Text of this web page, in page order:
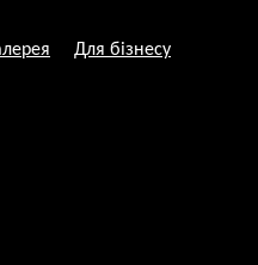
Для бізнесу